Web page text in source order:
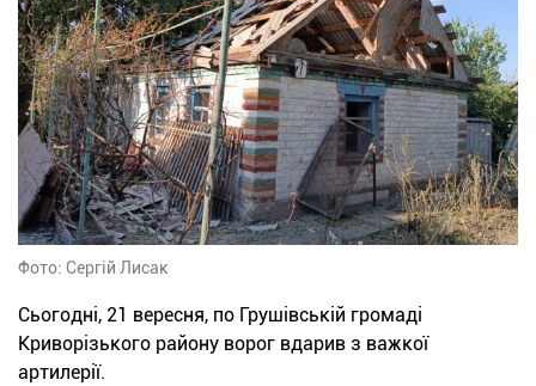
Фото: Сергій Лисак
Сьогодні, 21 вересня, по Грушівській громаді
Криворізького району ворог вдарив з важкої
артилерії.